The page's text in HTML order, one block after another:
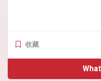
收藏